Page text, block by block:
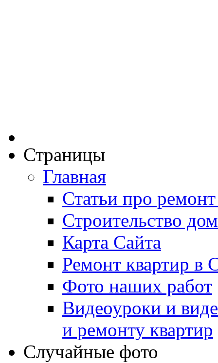
Страницы
Главная
Статьи про
Строительство
Карта Сайта
Ремонт квартир в
Фото наших работ
Видеоуроки и
и ремонту квартир
Случайные фото